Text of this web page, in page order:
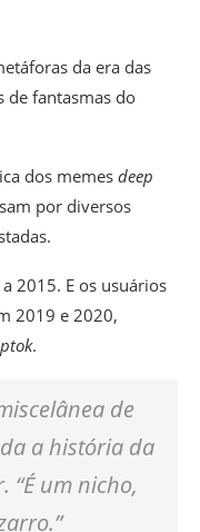
da era das
de fantasmas do
dos memes deep
por diversos
2015. E os usuários
2019 e 2020,
.
de
a história da
“É um nicho,